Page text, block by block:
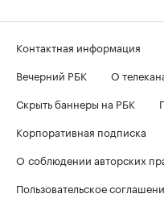
Контактная информация
Вечерний РБК
О
Скрыть баннеры на РБК
Корпоративная подписка
О соблюдении авторских
Пользовательское